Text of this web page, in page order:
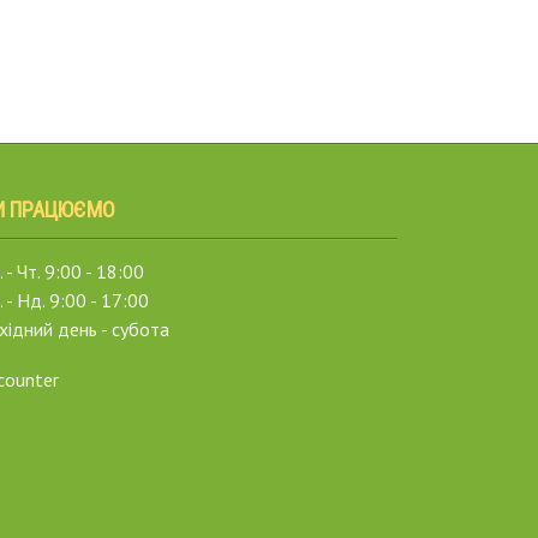
ПРАЦЮЄМО
- Чт. 9:00 - 18:00
- Нд. 9:00 - 17:00
день - субота